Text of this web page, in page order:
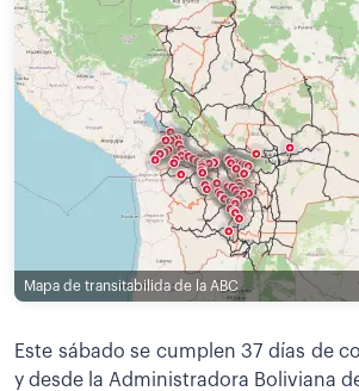
Mapa de transitabilida de la ABC
Este sábado se cumplen 37 días de
y desde la Administradora Boliviana